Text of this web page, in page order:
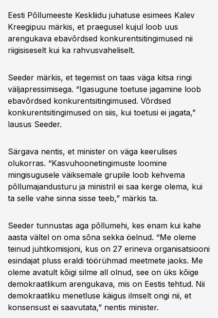
Eesti Põllumeeste Keskliidu juhatuse esimees Kalev
Kreegipuu märkis, et praegusel kujul loob uus
arengukava ebavõrdsed konkurentsitingimused nii
riigisiseselt kui ka rahvusvaheliselt.
Seeder märkis, et tegemist on taas väga kitsa ringi
väljapressimisega. “Igasugune toetuse jagamine loob
ebavõrdsed konkurentsitingimused. Võrdsed
konkurentsitingimused on siis, kui toetusi ei jagata,”
lausus Seeder.
Särgava nentis, et minister on väga keerulises
olukorras. “Kasvuhoonetingimuste loomine
mingisugusele väiksemale grupile loob kehvema
põllumajandusturu ja ministril ei saa kerge olema, kui
ta selle vahe sinna sisse teeb,” märkis ta.
Seeder tunnustas aga põllumehi, kes enam kui kahe
aasta vältel on oma sõna sekka öelnud. “Me oleme
teinud juhtkomisjoni, kus on 27 erineva organisatsiooni
esindajat pluss eraldi töörühmad meetmete jaoks. Me
oleme avatult kõigi silme all olnud, see on üks kõige
demokraatlikum arengukava, mis on Eestis tehtud. Nii
demokraatliku menetluse käigus ilmselt ongi nii, et
konsensust ei saavutata,” nentis minister.